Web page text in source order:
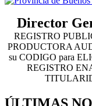
Director
REGISTRO
PRODUCTORA
su CODIGO para
REGISTRO